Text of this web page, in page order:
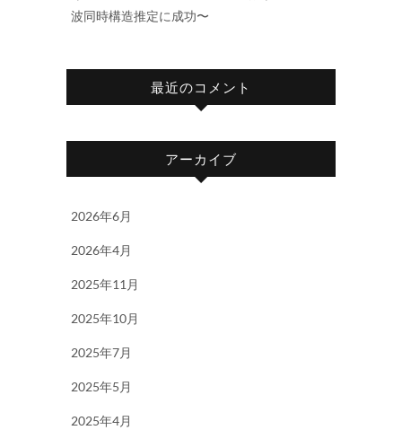
波同時構造推定に成功〜
最近のコメント
アーカイブ
2026年6月
2026年4月
2025年11月
2025年10月
2025年7月
2025年5月
2025年4月